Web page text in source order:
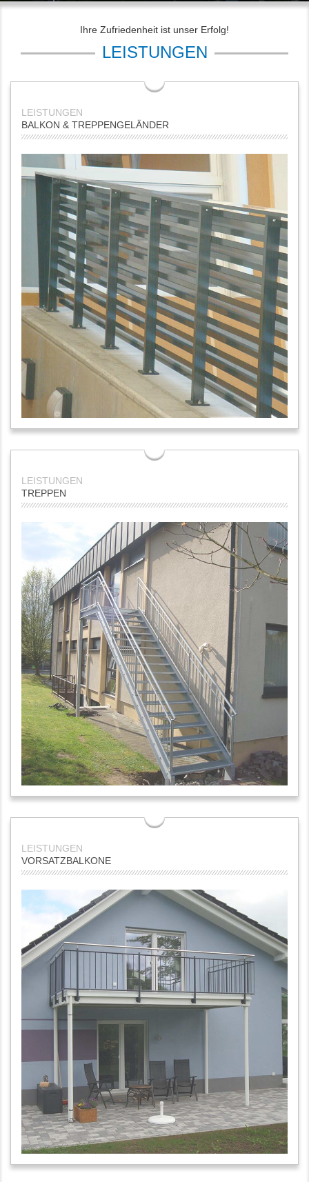
Ihre Zufriedenheit ist unser Erfolg!
LEISTUNGEN
BALKON & TREPPENGELÄNDER
TREPPEN
VORSATZBALKONE